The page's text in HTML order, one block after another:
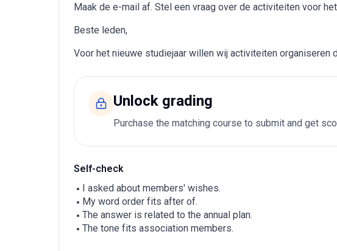
Maak de e-mail af. Stel een vraag over de activiteiten voor
Beste leden,
Voor het nieuwe studiejaar willen wij activiteiten
Unlock grading
Purchase the matching course to submit and get
Self-check
I asked about members' wishes.
My word order fits after of.
The answer is related to the annual plan.
The tone fits association members.